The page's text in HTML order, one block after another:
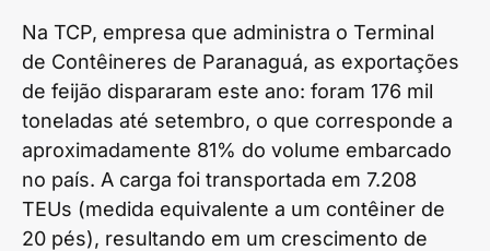
Na TCP, empresa que administra o Terminal
de Contêineres de Paranaguá, as exportações
de feijão dispararam este ano: foram 176 mil
toneladas até setembro, o que corresponde a
aproximadamente 81% do volume embarcado
no país. A carga foi transportada em 7.208
TEUs (medida equivalente a um contêiner de
20 pés), resultando em um crescimento de